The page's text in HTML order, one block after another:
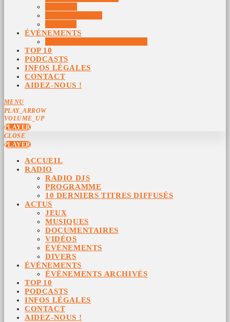
ÉVÉNEMENTS
TOP 10
PODCASTS
INFOS LÉGALES
CONTACT
AIDEZ-NOUS !
MENU
PLAY_ARROW
VOLUME_UP
PLAYER
CLOSE
PLAYER
ACCUEIL
RADIO
RADIO DJS
PROGRAMME
10 DERNIERS TITRES DIFFUSÉS
ACTUS
JEUX
MUSIQUES
DOCUMENTAIRES
VIDÉOS
ÉVÉNEMENTS
DIVERS
ÉVÉNEMENTS
ÉVÉNEMENTS ARCHIVÉS
TOP 10
PODCASTS
INFOS LÉGALES
CONTACT
AIDEZ-NOUS !